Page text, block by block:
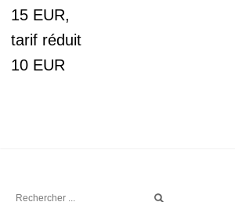
15 EUR,
tarif réduit
10 EUR